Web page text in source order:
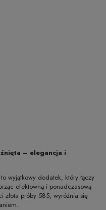
– elegancja i
wyjątkowy dodatek, który łączy
efektowną i ponadczasową
złota próby 585, wyróżnia się